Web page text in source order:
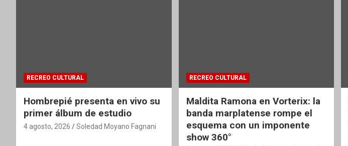
RECREO CULTURAL
Hombrepié presenta en vivo su
primer álbum de estudio
4 agosto, 2026 Soledad Moyano Fagnani
RECREO CULTURAL
Maldita Ramona en Vorterix: la
banda marplatense rompe el
esquema con un imponente
show 360°